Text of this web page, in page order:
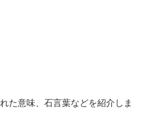
た意味、石言葉などを紹介しま